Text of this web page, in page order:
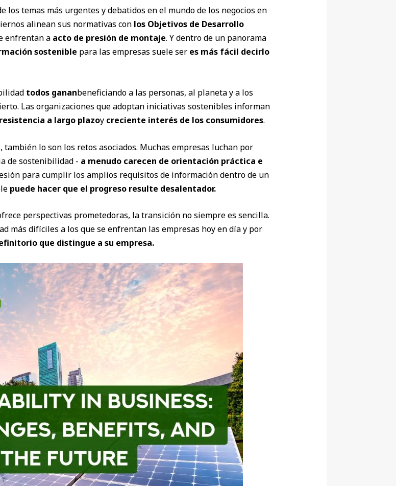
los temas más urgentes y debatidos en el mundo de los negocios en
alinean sus normativas con los Objetivos de Desarrollo
enfrentan a acto de presión de montaje. Y dentro de un panorama
sostenible para las empresas suele ser es más fácil decirlo
todos gananbeneficiando a las personas, al planeta y a los
Las organizaciones que adoptan iniciativas sostenibles informan
a largo plazoy creciente interés de los consumidores.
lo son los retos asociados. Muchas empresas luchan por
de sostenibilidad - a menudo carecen de orientación práctica e
para cumplir los amplios requisitos de información dentro de un
puede hacer que el progreso resulte desalentador.
perspectivas prometedoras, la transición no siempre es sencilla.
más difíciles a los que se enfrentan las empresas hoy en día y por
que distingue a su empresa.